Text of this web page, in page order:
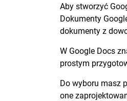
Aby stworzyć
Dokumenty
dokumenty z
W Google Docs
prostym
Do wyboru masz
one